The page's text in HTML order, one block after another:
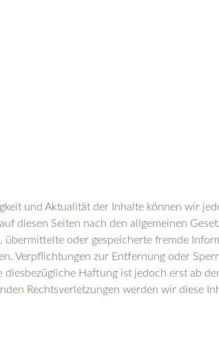
und Aktualität der Inhalte können wir
diesen Seiten nach den allgemeinen
oder gespeicherte fremde
Verpflichtungen zur Entfernung oder
Haftung ist jedoch erst ab
Rechtsverletzungen werden wir diese